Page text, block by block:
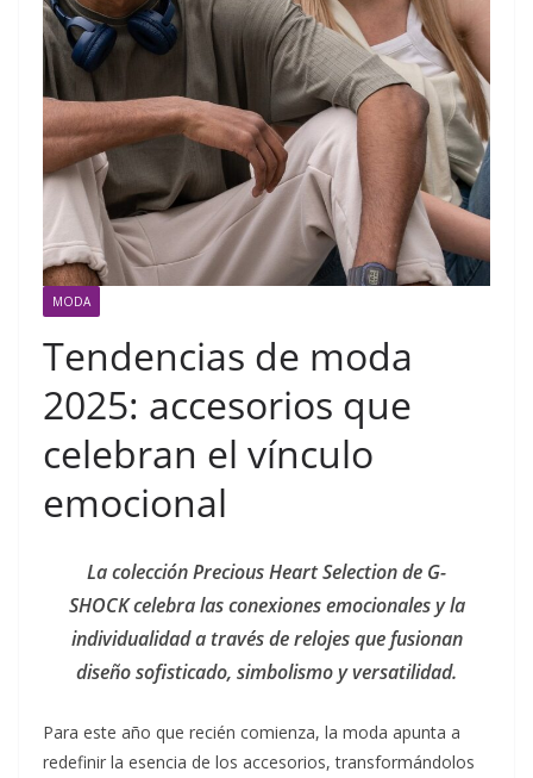
MODA
Tendencias de moda
2025: accesorios que
celebran el vínculo
emocional
La colección Precious Heart Selection de G-
SHOCK celebra las conexiones emocionales y la
individualidad a través de relojes que fusionan
diseño sofisticado, simbolismo y versatilidad.
Para este año que recién comienza, la moda apunta a
redefinir la esencia de los accesorios, transformándolos